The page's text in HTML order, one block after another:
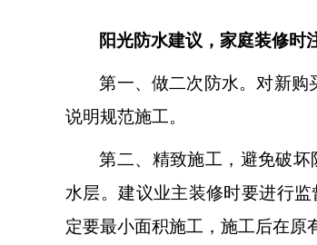
阳光防水建议，家庭装修时
第一、做二次防水。 对新购
说明规范施工。
第二、精致施工，避免破坏
水层。建议业主装修时要进行
定要最小面积施工，施工后在原